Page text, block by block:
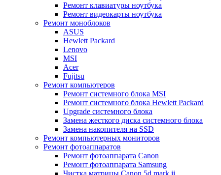
Ремонт клавиатуры ноутбука
Ремонт видеокарты ноутбука
Ремонт моноблоков
ASUS
Hewlett Packard
Lenovo
MSI
Acer
Fujitsu
Ремонт компьютеров
Ремонт системного блока MSI
Ремонт системного блока Hewlett Packard
Upgrade системного блока
Замена жесткого диска системного блока
Замена накопителя на SSD
Ремонт компьютерных мониторов
Ремонт фотоаппаратов
Ремонт фотоаппарата Canon
Ремонт фотоаппарата Samsung
Чистка матрицы Canon 5d mark ii